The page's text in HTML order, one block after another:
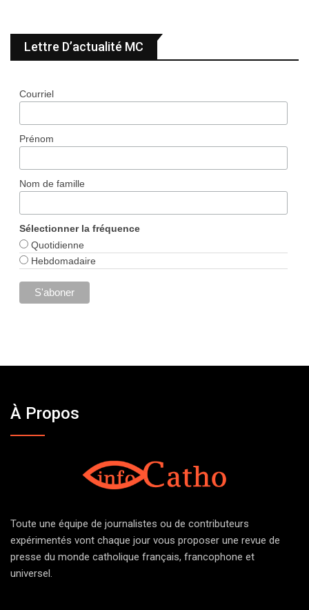
Lettre D’actualité MC
Courriel
Prénom
Nom de famille
Sélectionner la fréquence
Quotidienne
Hebdomadaire
À Propos
Toute une équipe de journalistes ou de contributeurs
expérimentés vont chaque jour vous proposer une revue de
presse du monde catholique français, francophone et
universel.